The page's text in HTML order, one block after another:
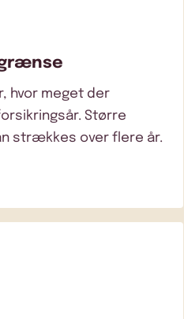
hvor meget der
Større
strækkes over flere år.